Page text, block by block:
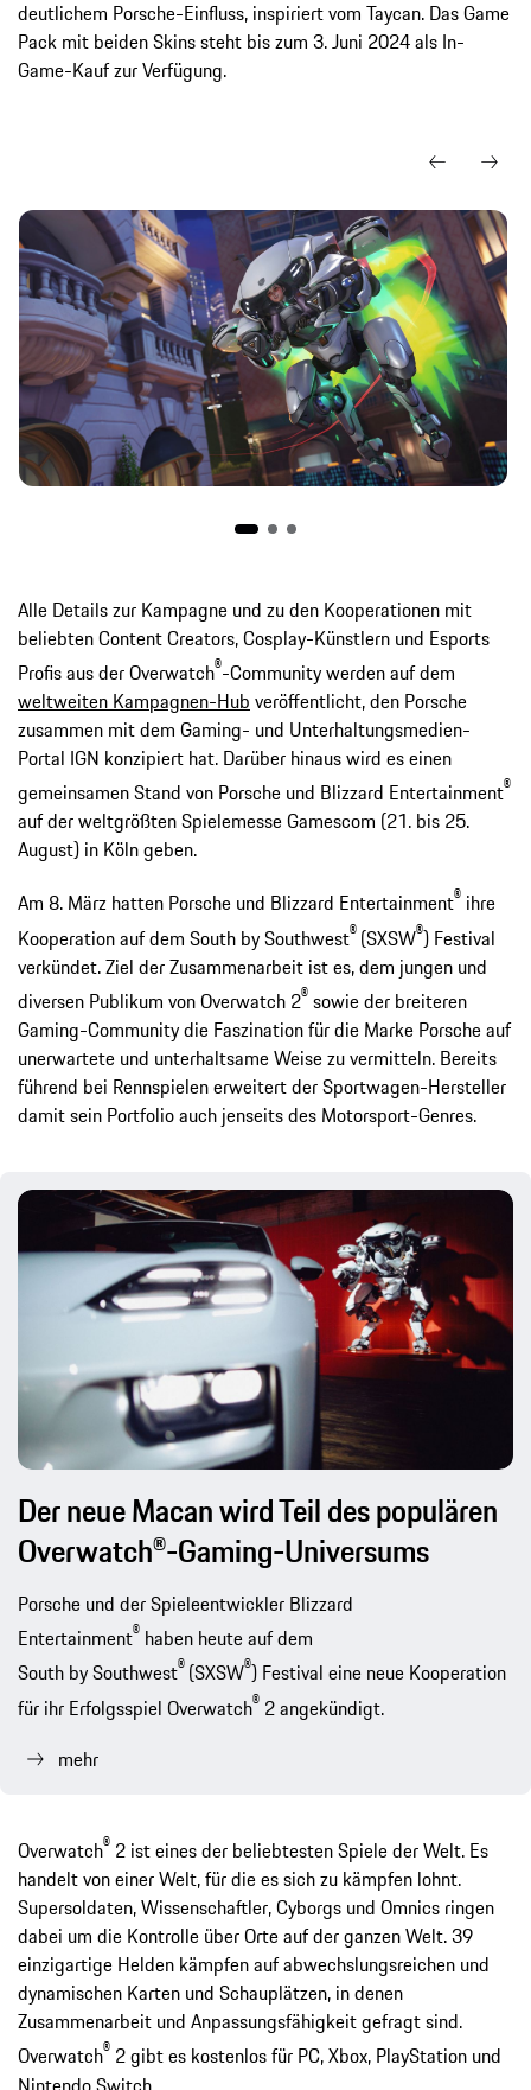
deutlichem Porsche-Einfluss, inspiriert vom Taycan. Das Game
Pack mit beiden Skins steht bis zum 3. Juni 2024 als In-
Game-Kauf zur Verfügung.
Alle Details zur Kampagne und zu den Kooperationen mit
beliebten Content Creators, Cosplay-Künstlern und Esports
Profis aus der Overwatch®-Community werden auf dem
weltweiten Kampagnen-Hub veröffentlicht, den Porsche
zusammen mit dem Gaming- und Unterhaltungsmedien-
Portal IGN konzipiert hat. Darüber hinaus wird es einen
gemeinsamen Stand von Porsche und Blizzard Entertainment®
auf der weltgrößten Spielemesse Gamescom (21. bis 25.
August) in Köln geben.
Am 8. März hatten Porsche und Blizzard Entertainment® ihre
Kooperation auf dem South by Southwest® (SXSW®) Festival
verkündet. Ziel der Zusammenarbeit ist es, dem jungen und
diversen Publikum von Overwatch 2® sowie der breiteren
Gaming-Community die Faszination für die Marke Porsche auf
unerwartete und unterhaltsame Weise zu vermitteln. Bereits
führend bei Rennspielen erweitert der Sportwagen-Hersteller
damit sein Portfolio auch jenseits des Motorsport-Genres.
Der neue Macan wird Teil des populären
Overwatch®-Gaming-Universums
Porsche und der Spieleentwickler Blizzard
Entertainment® haben heute auf dem
South by Southwest® (SXSW®) Festival eine neue Kooperation
für ihr Erfolgsspiel Overwatch® 2 angekündigt.
mehr
Overwatch® 2 ist eines der beliebtesten Spiele der Welt. Es
handelt von einer Welt, für die es sich zu kämpfen lohnt.
Supersoldaten, Wissenschaftler, Cyborgs und Omnics ringen
dabei um die Kontrolle über Orte auf der ganzen Welt. 39
einzigartige Helden kämpfen auf abwechslungsreichen und
dynamischen Karten und Schauplätzen, in denen
Zusammenarbeit und Anpassungsfähigkeit gefragt sind.
Overwatch® 2 gibt es kostenlos für PC, Xbox, PlayStation und